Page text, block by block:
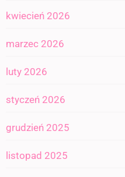
kwiecień 2026
marzec 2026
luty 2026
styczeń 2026
grudzień 2025
listopad 2025